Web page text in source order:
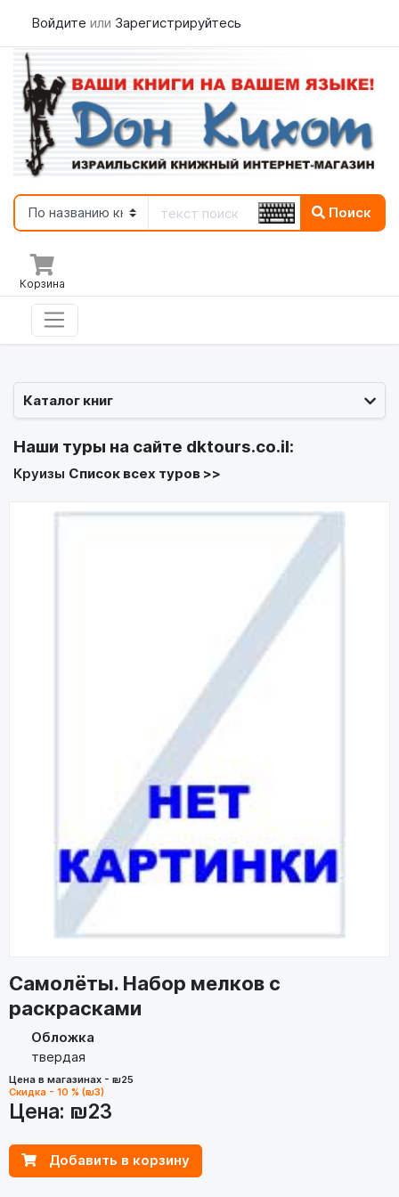
Войдите или Зарегистрируйтесь
Поиск
Корзина
Каталог книг
Наши туры на сайте dktours.co.il:
Круизы Список всех туров >>
Самолёты. Набор мелков с
раскрасками
Обложка
твердая
Цена в магазинах - ₪25
Скидка - 10 % (₪3)
Цена: ₪23
Добавить в корзину